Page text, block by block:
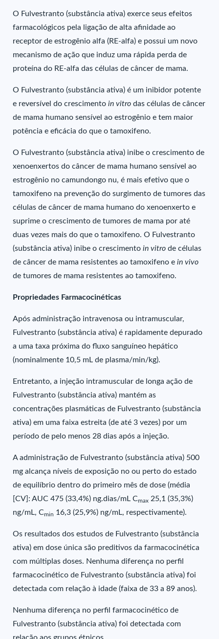
O Fulvestranto (substância ativa) exerce seus efeitos
farmacológicos pela ligação de alta afinidade ao
receptor de estrogênio alfa (RE-alfa) e possui um novo
mecanismo de ação que induz uma rápida perda de
proteína do RE-alfa das células de câncer de mama.
O Fulvestranto (substância ativa) é um inibidor potente
e reversível do crescimento in vitro das células de câncer
de mama humano sensível ao estrogênio e tem maior
potência e eficácia do que o tamoxifeno.
O Fulvestranto (substância ativa) inibe o crescimento de
xenoenxertos do câncer de mama humano sensível ao
estrogênio no camundongo nu, é mais efetivo que o
tamoxifeno na prevenção do surgimento de tumores das
células de câncer de mama humano do xenoenxerto e
suprime o crescimento de tumores de mama por até
duas vezes mais do que o tamoxifeno. O Fulvestranto
(substância ativa) inibe o crescimentoin vitrode células
de câncer de mama resistentes ao tamoxifeno e in vivo
de tumores de mama resistentes ao tamoxifeno.
Propriedades Farmacocinéticas
Após administração intravenosa ou intramuscular,
Fulvestranto (substância ativa) é rapidamente depurado
a uma taxa próxima do fluxo sanguíneo hepático
(nominalmente 10,5 mL de plasma/min/kg).
Entretanto, a injeção intramuscular de longa ação de
Fulvestranto (substância ativa) mantém as
concentrações plasmáticas de Fulvestranto (substância
ativa) em uma faixa estreita (de até 3 vezes) por um
período de pelo menos 28 dias após a injeção.
A administração de Fulvestranto (substância ativa) 500
mg alcança níveis de exposição no ou perto do estado
de equilíbrio dentro do primeiro mês de dose (média
[CV]: AUC 475 (33,4%) ng.dias/mL Cmax 25,1 (35,3%)
ng/mL, Cmin 16,3 (25,9%) ng/mL, respectivamente).
Os resultados dos estudos de Fulvestranto (substância
ativa) em dose única são preditivos da farmacocinética
com múltiplas doses. Nenhuma diferença no perfil
farmacocinético de Fulvestranto (substância ativa) foi
detectada com relação à idade (faixa de 33 a 89 anos).
Nenhuma diferença no perfil farmacocinético de
Fulvestranto (substância ativa) foi detectada com